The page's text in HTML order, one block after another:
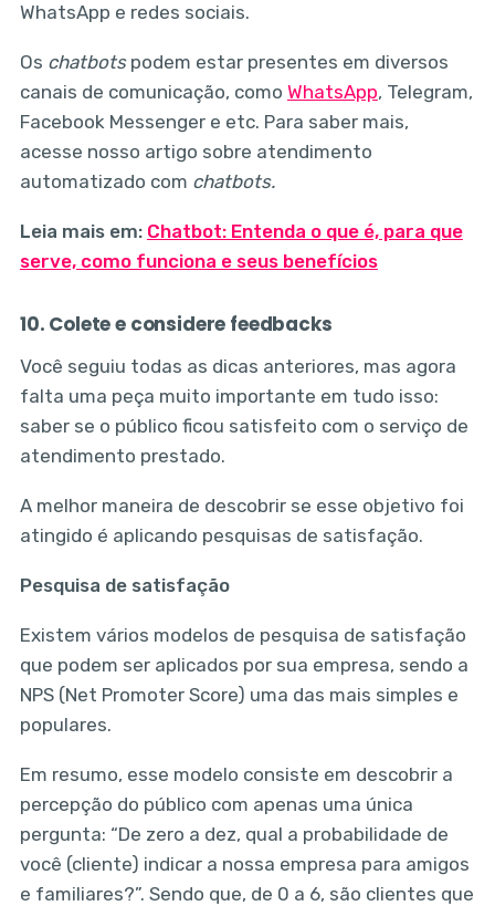
WhatsApp e redes sociais.
Os chatbotspodem estar presentes em diversos
canais de comunicação, como WhatsApp, Telegram,
Facebook Messenger e etc. Para saber mais,
acesse nosso artigo sobre atendimento
automatizado com chatbots.
Leia mais em: Chatbot: Entenda o que é, para que
serve, como funciona e seus benefícios
10. Colete e considere feedbacks
Você seguiu todas as dicas anteriores, mas agora
falta uma peça muito importante em tudo isso:
saber se o público ficou satisfeito com o serviço de
atendimento prestado.
A melhor maneira de descobrir se esse objetivo foi
atingido é aplicando pesquisas de satisfação.
Pesquisa de satisfação
Existem vários modelos de pesquisa de satisfação
que podem ser aplicados por sua empresa, sendo a
NPS (Net Promoter Score) uma das mais simples e
populares.
Em resumo, esse modelo consiste em descobrir a
percepção do público com apenas uma única
pergunta: “De zero a dez, qual a probabilidade de
você (cliente) indicar a nossa empresa para amigos
e familiares?”. Sendo que, de 0 a 6, são clientes que